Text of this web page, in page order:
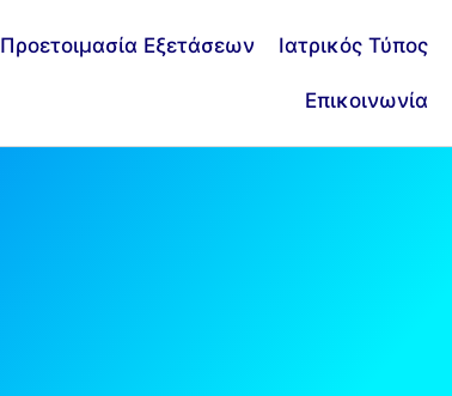
Προετοιμασία Εξετάσεων Ιατρικός Τύπος
Επικοινωνία